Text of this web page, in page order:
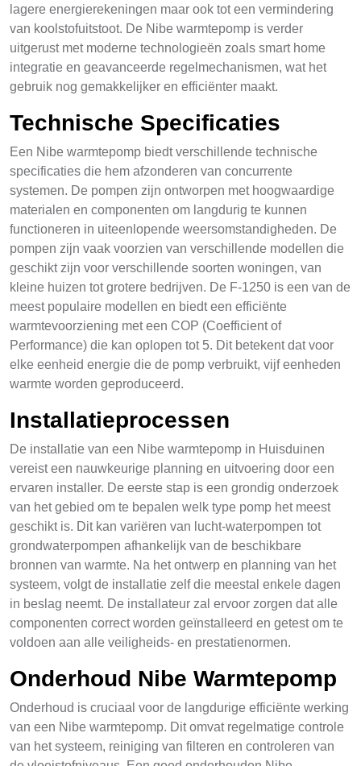
lagere energierekeningen maar ook tot een vermindering
van koolstofuitstoot. De Nibe warmtepomp is verder
uitgerust met moderne technologieën zoals smart home
integratie en geavanceerde regelmechanismen, wat het
gebruik nog gemakkelijker en efficiënter maakt.
Technische Specificaties
Een Nibe warmtepomp biedt verschillende technische
specificaties die hem afzonderen van concurrente
systemen. De pompen zijn ontworpen met hoogwaardige
materialen en componenten om langdurig te kunnen
functioneren in uiteenlopende weersomstandigheden. De
pompen zijn vaak voorzien van verschillende modellen die
geschikt zijn voor verschillende soorten woningen, van
kleine huizen tot grotere bedrijven. De F-1250 is een van de
meest populaire modellen en biedt een efficiënte
warmtevoorziening met een COP (Coefficient of
Performance) die kan oplopen tot 5. Dit betekent dat voor
elke eenheid energie die de pomp verbruikt, vijf eenheden
warmte worden geproduceerd.
Installatieprocessen
De installatie van een Nibe warmtepomp in Huisduinen
vereist een nauwkeurige planning en uitvoering door een
ervaren installer. De eerste stap is een grondig onderzoek
van het gebied om te bepalen welk type pomp het meest
geschikt is. Dit kan variëren van lucht-waterpompen tot
grondwaterpompen afhankelijk van de beschikbare
bronnen van warmte. Na het ontwerp en planning van het
systeem, volgt de installatie zelf die meestal enkele dagen
in beslag neemt. De installateur zal ervoor zorgen dat alle
componenten correct worden geïnstalleerd en getest om te
voldoen aan alle veiligheids- en prestatienormen.
Onderhoud Nibe Warmtepomp
Onderhoud is cruciaal voor de langdurige efficiënte werking
van een Nibe warmtepomp. Dit omvat regelmatige controle
van het systeem, reiniging van filteren en controleren van